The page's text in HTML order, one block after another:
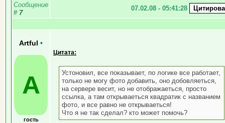
Сообщение
# 7
07.02.08 - 05:41:28
Artful •
A
гость
Цитата:
Устоновил, все показывает, по логике все работает,
только не могу фото добавить, оно добовляеться,
на сервере весит, но не отображаеться, просто
ссылка, а там открываеться квадратик с названием
фото, и все равно не открываеться!
Что я не так сделал? кто может помочь?